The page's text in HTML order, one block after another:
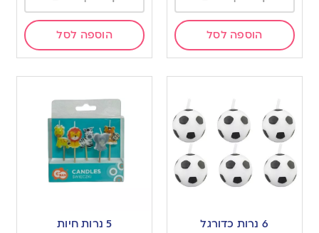
הוספה לסל הוספה לסל
6 נרות כדורגל
5 נרות חיות